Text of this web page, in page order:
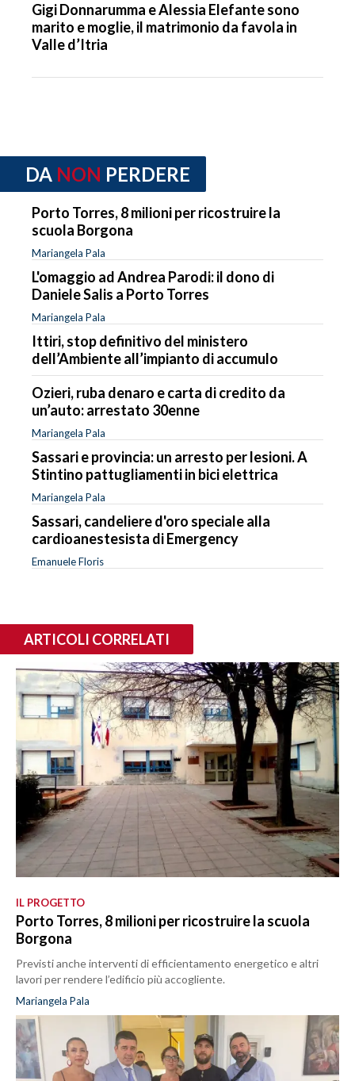
Gigi Donnarumma e Alessia Elefante sono
marito e moglie, il matrimonio da favola in
Valle d’Itria
DA NON PERDERE
Porto Torres, 8 milioni per ricostruire la
scuola Borgona
Mariangela Pala
L'omaggio ad Andrea Parodi: il dono di
Daniele Salis a Porto Torres
Mariangela Pala
Ittiri, stop definitivo del ministero
dell’Ambiente all’impianto di accumulo
Ozieri, ruba denaro e carta di credito da
un’auto: arrestato 30enne
Mariangela Pala
Sassari e provincia: un arresto per lesioni. A
Stintino pattugliamenti in bici elettrica
Mariangela Pala
Sassari, candeliere d'oro speciale alla
cardioanestesista di Emergency
Emanuele Floris
ARTICOLI CORRELATI
IL PROGETTO
Porto Torres, 8 milioni per ricostruire la scuola
Borgona
Previsti anche interventi di efficientamento energetico e altri
lavori per rendere l’edificio più accogliente.
Mariangela Pala